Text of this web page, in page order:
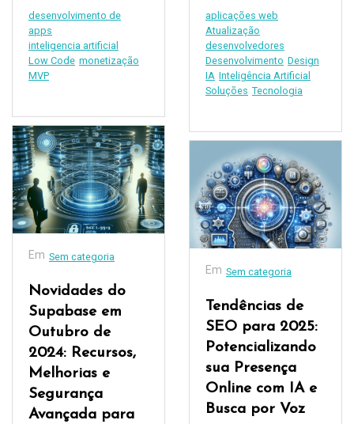
desenvolvimento de
apps
inteligencia artificial
Low Code monetização
MVP
Em Sem categoria
Novidades do
Supabase em
Outubro de
2024: Recursos,
Melhorias e
Segurança
Avançada para
aplicações web
Atualização
desenvolvedores
Desenvolvimento Design
IA Inteligência Artificial
Soluções Tecnologia
Em Sem categoria
Tendências de
SEO para 2025:
Potencializando
sua Presença
Online com IA e
Busca por Voz